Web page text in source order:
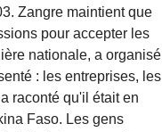
Zangre maintient que
pour accepter les
nationale, a organisé
: les entreprises, les
raconté qu'il était en
Faso. Les gens